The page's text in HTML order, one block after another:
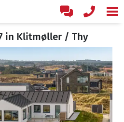
in Klitmøller / Thy